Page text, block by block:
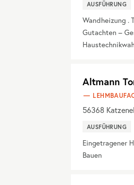
AUSFÜHRUNG
Wandheizung .
Gutachten –
Altmann
56368
AUSFÜHRUNG
Eingetragener
Bauen